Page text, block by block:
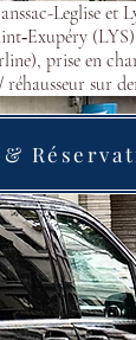
Leglise et
prise en
sur